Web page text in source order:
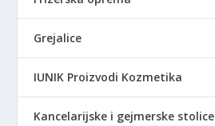
Grejalice
IUNIK Proizvodi Kozmetika
Kancelarijske i gejmerske stolice